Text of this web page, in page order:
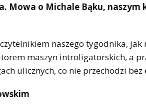
Mowa o Michale Bąku, naszym
czytelnikiem naszego tygodnika,
maszyn introligatorskich, a
ulicznych, co nie przechodzi